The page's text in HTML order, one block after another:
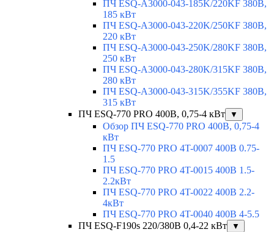
ПЧ ESQ-A3000-043-185K/220KF 380В,
185 кВт
ПЧ ESQ-A3000-043-220K/250KF 380В,
220 кВт
ПЧ ESQ-A3000-043-250K/280KF 380В,
250 кВт
ПЧ ESQ-A3000-043-280K/315KF 380В,
280 кВт
ПЧ ESQ-A3000-043-315K/355KF 380В,
315 кВт
ПЧ ESQ-770 PRO 400В, 0,75-4 кВт
▼
Обзор ПЧ ESQ-770 PRO 400В, 0,75-4
кВт
ПЧ ESQ-770 PRO 4T-0007 400В 0.75-
1.5
ПЧ ESQ-770 PRO 4T-0015 400В 1.5-
2.2кВт
ПЧ ESQ-770 PRO 4T-0022 400В 2.2-
4кВт
ПЧ ESQ-770 PRO 4T-0040 400В 4-5.5
ПЧ ESQ-F190s 220/380В 0,4-22 кВт
▼